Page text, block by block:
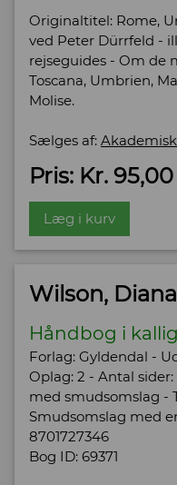
Originaltitel: Rome,
ved Peter Dürrfeld -
rejseguides - Om de
Toscana, Umbrien,
Molise.
Sælges af:
Pris: Kr. 95,00
Læg i kurv
Wilson,
Håndbog i
Forlag: Gyldendal -
Oplag: 2 - Antal
med smudsomslag -
Smudsomslag med
8701727346
Bog ID: 69371